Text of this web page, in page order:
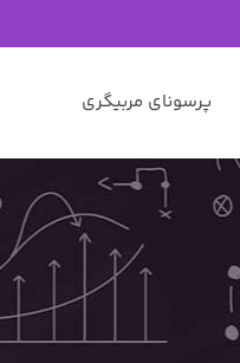
پرسونای مربیگری